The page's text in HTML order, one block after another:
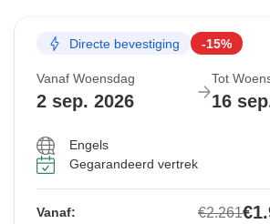
Directe bevestiging -15%
Vanaf Woensdag
2 sep. 2026
Tot
16
Engels
Gegarandeerd vertrek
Vanaf: €2.261